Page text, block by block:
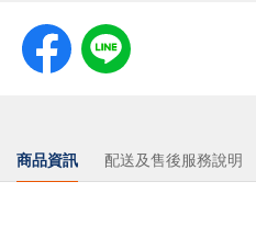
商品資訊 配送及售後服務說明